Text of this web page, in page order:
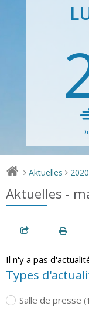
> Aktuelles > 2020
Aktuelles -
Il n'y a pas
Types
Salle de presse